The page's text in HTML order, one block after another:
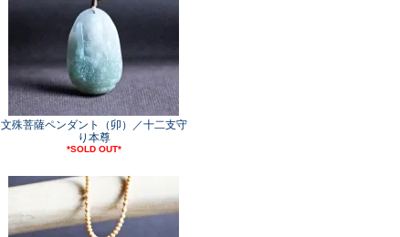
文殊菩薩ペンダント（卯）／十二支守
り本尊
*SOLD OUT*